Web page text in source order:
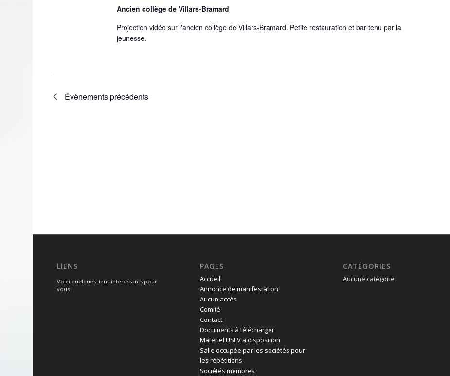
Ancien collège de Villars-Bramard
Projection vidéo sur l'ancien collège de Villars-Bramard. Petite restauration et bar tenu par la
jeunesse.
Évènementsprécédents
LIENS
Voici quelques liens intéressants pour
vous !
PAGES
Accueil
Annonce de manifestation
Aucun accès
Comité
Contact
Documents à télécharger
Matériel USLV à disposition
Salle occupée par les sociétés pour
les répétitions
Sociétés membres
CATÉGORIES
Aucune catégorie